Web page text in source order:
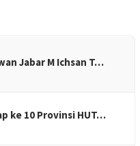
Jabar M Ichsan T…
ke 10 Provinsi HUT…